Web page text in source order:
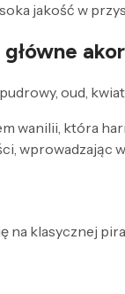
jakość w
oud,
wanilii, która
wprowadzając
klasycznej